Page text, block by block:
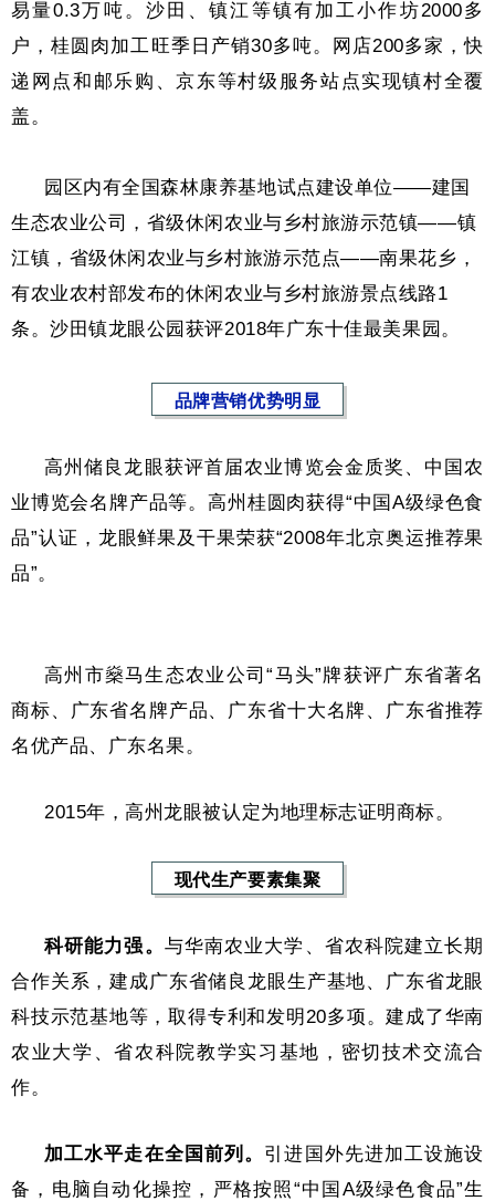
易量0.3万吨。 沙田、镇江等镇有加工小作坊2000多
户，桂圆肉加工旺季日产销30多吨。网店200多家，快
递网点和邮乐购、京东等村级服务站点实现镇村全覆
盖。
园区内有全国森林康养基地试点建设单位——建国
生态农业公司，省级休闲农业与乡村旅游示范镇——镇
江镇，省级休闲农业与乡村旅游示范点——南果花乡，
有农业农村部发布的休闲农业与乡村旅游景点线路1
条。沙田镇龙眼公园获评2018年广东十佳最美果园。
品牌营销优势明显
高州储良龙眼获评首届农业博览会金质奖、中国农
业博览会名牌产品等。高州桂圆肉获得“中国A级绿色食
品”认证，龙眼鲜果及干果荣获“2008年北京奥运推荐果
品”。
高州市燊马生态农业公司“马头”牌获评广东省著名
商标、广东省名牌产品、广东省十大名牌、广东省推荐
名优产品、广东名果。
2015年，高州龙眼被认定为地理标志证明商标。
现代生产要素集聚
科研能力强。 与华南农业大学、省农科院建立长期
合作关系，建成广东省储良龙眼生产基地、广东省龙眼
科技示范基地等，取得专利和发明20多项。建成了华南
农业大学、省农科院教学实习基地，密切技术交流合
作。
加工水平走在全国前列。 引进国外先进加工设施设
备，电脑自动化操控，严格按照“中国A级绿色食品”生